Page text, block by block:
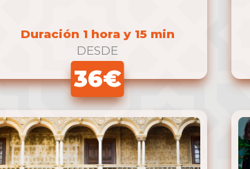
Duración 1 hora y 15 min
DESDE
36€